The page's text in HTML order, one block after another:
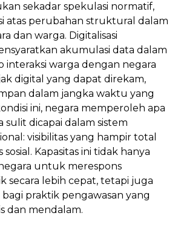
sekadar spekulasi normatif,
atas perubahan struktural dalam
dan warga. Digitalisasi
akumulasi data dalam
interaksi warga dengan negara
digital yang dapat direkam,
dalam jangka waktu yang
ini, negara memperoleh apa
sulit dicapai dalam sistem
visibilitas yang hampir total
Kapasitas ini tidak hanya
untuk merespons
secara lebih cepat, tetapi juga
praktik pengawasan yang
dan mendalam.